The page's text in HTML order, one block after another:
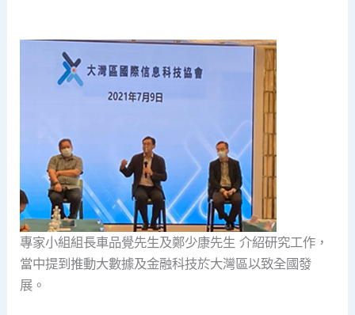
專家小組組長車品覺先生及鄭少康先生 介紹研究工作，
當中提到推動大數據及金融科技於大灣區以致全國發
展。